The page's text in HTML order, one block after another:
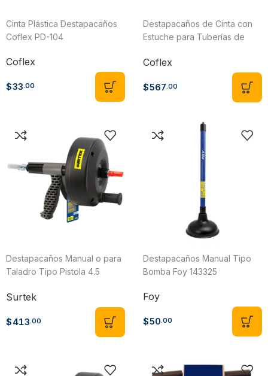
Cinta Plástica Destapacaños
Coflex PD-104
Coflex
$33.00
Destapacaños de Cinta con
Estuche para Tuberías de
Ventilación Coflex PD-211
Coflex
$567.00
Destapacaños Manual o para
Taladro Tipo Pistola 4.5
Surtek
$413 .00
Destapacaños Manual Tipo
Bomba Foy 143325
Foy
$50.00